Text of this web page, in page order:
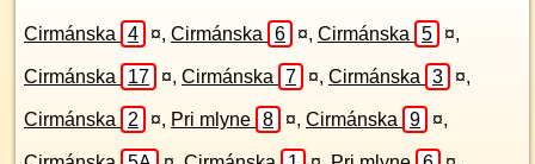
Cirmánska 4 ¤, Cirmánska 6 ¤, Cirmánska 5 ¤,
Cirmánska 17 ¤, Cirmánska 7 ¤, Cirmánska 3 ¤,
Cirmánska 2 ¤, Pri mlyne 8 ¤, Cirmánska 9 ¤,